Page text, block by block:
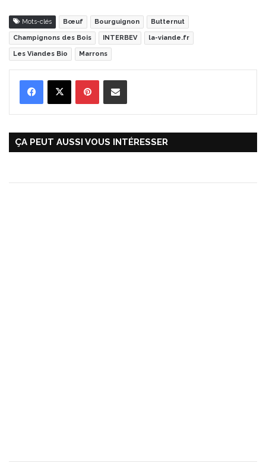
Mots-clés Bœuf Bourguignon Butternut
Champignons des Bois INTERBEV la-viande.fr
Les Viandes Bio Marrons
ÇA PEUT AUSSI VOUS INTÉRESSER